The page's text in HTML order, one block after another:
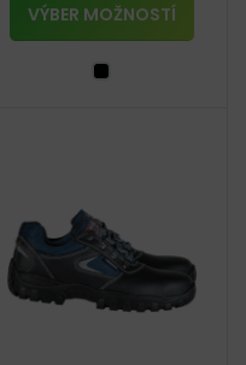
VÝBER MOŽNOSTÍ